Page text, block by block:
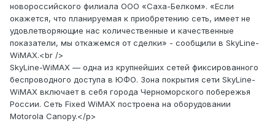
новороссийского филиала ООО «Саха-Белком». «Если
окажется, что планируемая к приобретению сеть, имеет не
удовлетворяющие нас количественные и качественные
показатели, мы откажемся от сделки» - сообщили в SkyLine-
WiMAX.<br />
SkyLine-WiMAX — одна из крупнейших сетей фиксированного
беспроводного доступа в ЮФО. Зона покрытия сети SkyLine-
WiMAX включает в себя города Черноморского побережья
России. Сеть Fixed WiMAX построена на оборудовании
Motorola Canopy.</p>